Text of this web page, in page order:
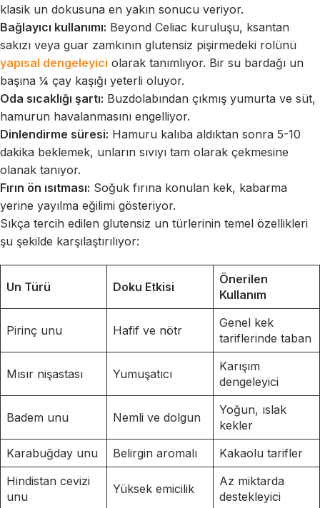
klasik un dokusuna en yakın sonucu veriyor.
Bağlayıcı kullanımı: Beyond Celiac kuruluşu, ksantan
sakızı veya guar zamkının glutensiz pişirmedeki rolünü
yapısal dengeleyici olarak tanımlıyor. Bir su bardağı un
başına ¼ çay kaşığı yeterli oluyor.
Oda sıcaklığı şartı: Buzdolabından çıkmış yumurta ve süt,
hamurun havalanmasını engelliyor.
Dinlendirme süresi: Hamuru kalıba aldıktan sonra 5-10
dakika beklemek, unların sıvıyı tam olarak çekmesine
olanak tanıyor.
Fırın ön ısıtması: Soğuk fırına konulan kek, kabarma
yerine yayılma eğilimi gösteriyor.
Sıkça tercih edilen glutensiz un türlerinin temel özellikleri
şu şekilde karşılaştırılıyor:
Un Türü Doku Etkisi
Önerilen
Kullanım
Pirinç unu Hafif ve nötr
Genel kek
tariflerinde taban
Mısır nişastası Yumuşatıcı
Karışım
dengeleyici
Badem unu Nemli ve dolgun
Yoğun, ıslak
kekler
Karabuğday unu
Belirgin aromalı
Kakaolu tarifler
Hindistan cevizi
unu
Yüksek emicilik
Az miktarda
destekleyici